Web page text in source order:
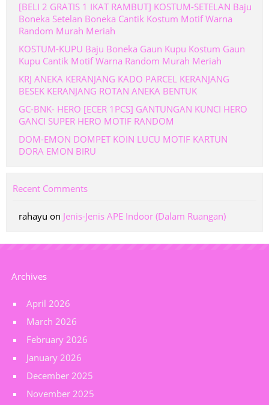
[BELI 2 GRATIS 1 IKAT RAMBUT] KOSTUM-SETELAN Baju
Boneka Setelan Boneka Cantik Kostum Motif Warna
Random Murah Meriah
KOSTUM-KUPU Baju Boneka Gaun Kupu Kostum Gaun
Kupu Cantik Motif Warna Random Murah Meriah
KRJ ANEKA KERANJANG KADO PARCEL KERANJANG
BESEK KERANJANG ROTAN ANEKA BENTUK
GC-BNK- HERO [ECER 1PCS] GANTUNGAN KUNCI HERO
GANCI SUPER HERO MOTIF RANDOM
DOM-EMON DOMPET KOIN LUCU MOTIF KARTUN
DORA EMON BIRU
Recent Comments
rahayu on Jenis-Jenis APE Indoor (Dalam Ruangan)
Archives
April 2026
March 2026
February 2026
January 2026
December 2025
November 2025